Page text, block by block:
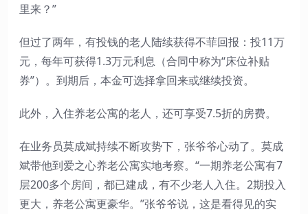
里来？”
但过了两年，有投钱的老人陆续获得不菲回报：投11万
元，每年可获得1.3万元利息（合同中称为“床位补贴
券”）。到期后，本金可选择拿回来或继续投资。
此外，入住养老公寓的老人，还可享受7.5折的房费。
在业务员莫成斌持续不断攻势下，张爷爷心动了。莫成
斌带他到爱之心养老公寓实地考察。“一期养老公寓有7
层200多个房间，都已建成，有不少老人入住。2期投入
更大，养老公寓更豪华。”张爷爷说，这是看得见的实